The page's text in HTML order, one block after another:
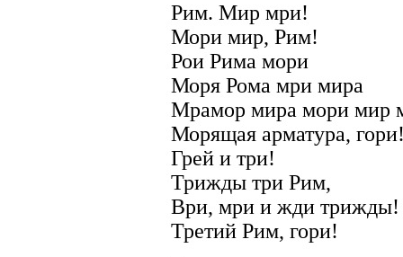
Рим. Мир мри!
Мори мир, Рим!
Рои Рима мори
Моря Рома мри мира
Мрамор мира мори мир
Морящая арматура,
Грей и три!
Трижды три Рим,
Ври, мри и жди трижды!
Третий Рим, гори!